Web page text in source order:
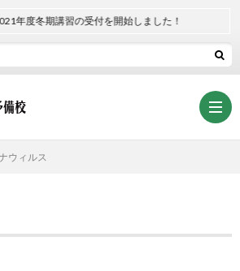
ー
PMD
講習の受付を開始しました！
ウィルス